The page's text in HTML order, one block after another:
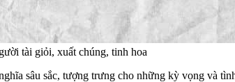
tài giỏi, xuất chúng, tinh hoa
sâu sắc, tượng trưng cho những kỳ vọng và